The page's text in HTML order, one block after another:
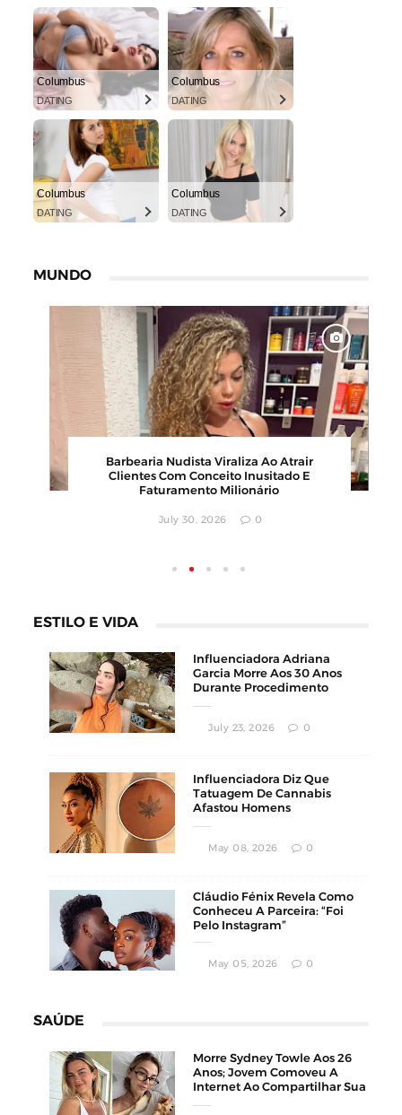
Columbus
DATING
Columbus
DATING
Columbus
DATING
Columbus
DATING
MUNDO
Karyna Shuliak Pode Herdar Até US$ 100
Milhões Da Fortuna De Jeffrey Epstein,
Apontam Documentos Dos EUA
July 29, 2026 0
ESTILO E VIDA
Influenciadora Adriana
Garcia Morre Aos 30 Anos
Durante Procedimento
July 23, 2026 0
Influenciadora Diz Que
Tatuagem De Cannabis
Afastou Homens
May 08, 2026 0
Cláudio Fénix Revela Como
Conheceu A Parceira: “Foi
Pelo Instagram”
May 05, 2026 0
SAÚDE
Morre Sydney Towle Aos 26
Anos; Jovem Comoveu A
Internet Ao Compartilhar Sua